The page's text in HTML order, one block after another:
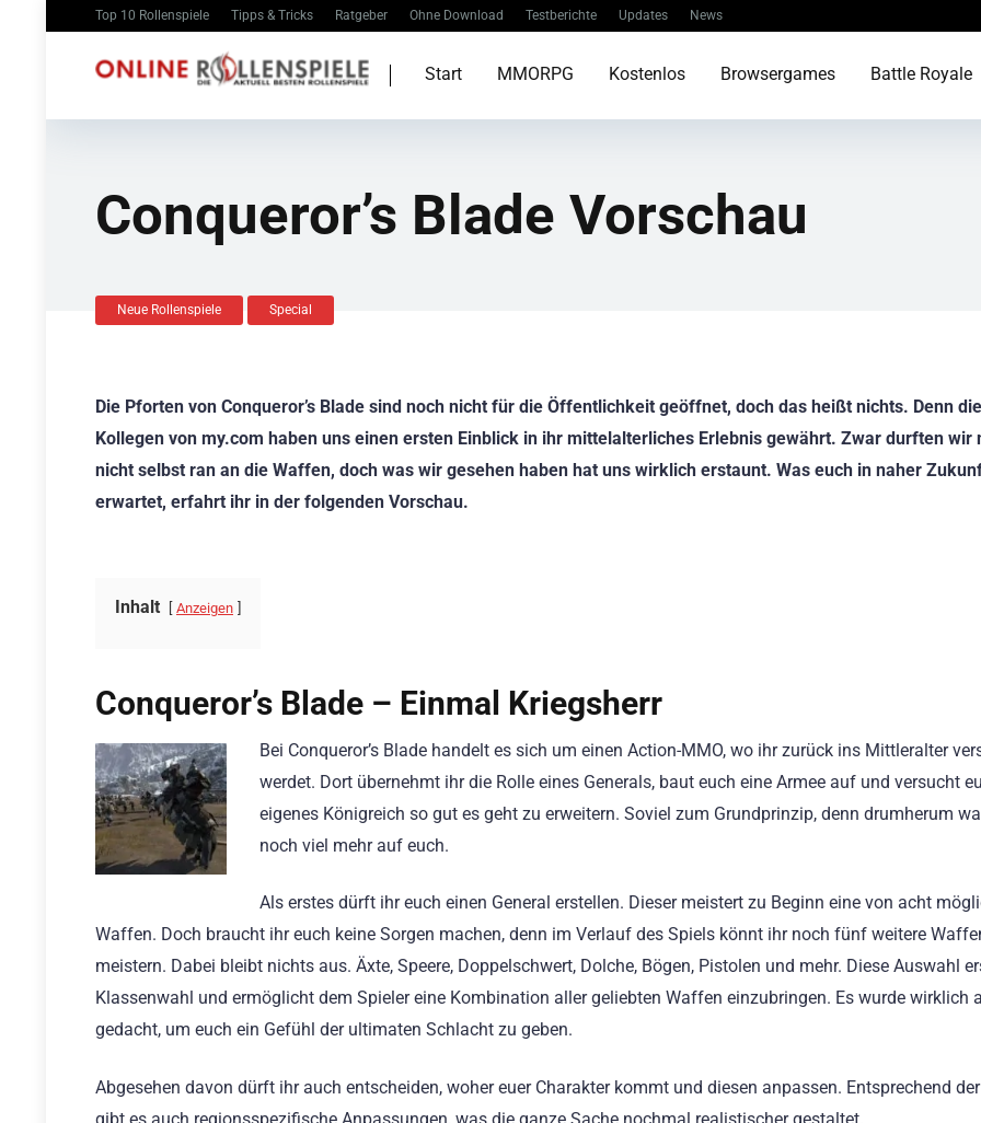
Top 10 Rollenspiele Tipps & Tricks Ratgeber Ohne Download Testberichte Updates News
Start MMORPG Kostenlos Browsergames Battle Royale
Conqueror’s Blade Vorschau
Neue Rollenspiele Special
Die Pforten von Conqueror’s Blade sind noch nicht für die Öffentlichkeit geöffnet, doch das heißt nichts. Denn die
Kollegen von my.com haben uns einen ersten Einblick in ihr mittelalterliches Erlebnis gewährt. Zwar durften wir
nicht selbst ran an die Waffen, doch was wir gesehen haben hat uns wirklich erstaunt. Was euch in naher
erwartet, erfahrt ihr in der folgenden Vorschau.
Inhalt Anzeigen
Conqueror’s Blade – Einmal Kriegsherr
Bei Conqueror’s Blade handelt es sich um einen Action-MMO, wo ihr zurück ins Mittleralter
werdet. Dort übernehmt ihr die Rolle eines Generals, baut euch eine Armee auf und versucht
eigenes Königreich so gut es geht zu erweitern. Soviel zum Grundprinzip, denn drumherum
noch viel mehr auf euch.
Als erstes dürft ihr euch einen General erstellen. Dieser meistert zu Beginn eine von acht
Waffen. Doch braucht ihr euch keine Sorgen machen, denn im Verlauf des Spiels könnt ihr noch fünf weitere
meistern. Dabei bleibt nichts aus. Äxte, Speere, Doppelschwert, Dolche, Bögen, Pistolen und mehr. Diese Auswahl
Klassenwahl und ermöglicht dem Spieler eine Kombination aller geliebten Waffen einzubringen. Es wurde wirklich
gedacht, um euch ein Gefühl der ultimaten Schlacht zu geben.
Abgesehen davon dürft ihr auch entscheiden, woher euer Charakter kommt und diesen anpassen. Entsprechend
gibt es auch regionsspezifische Anpassungen, was die ganze Sache nochmal realistischer gestaltet.